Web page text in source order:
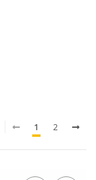
1 2